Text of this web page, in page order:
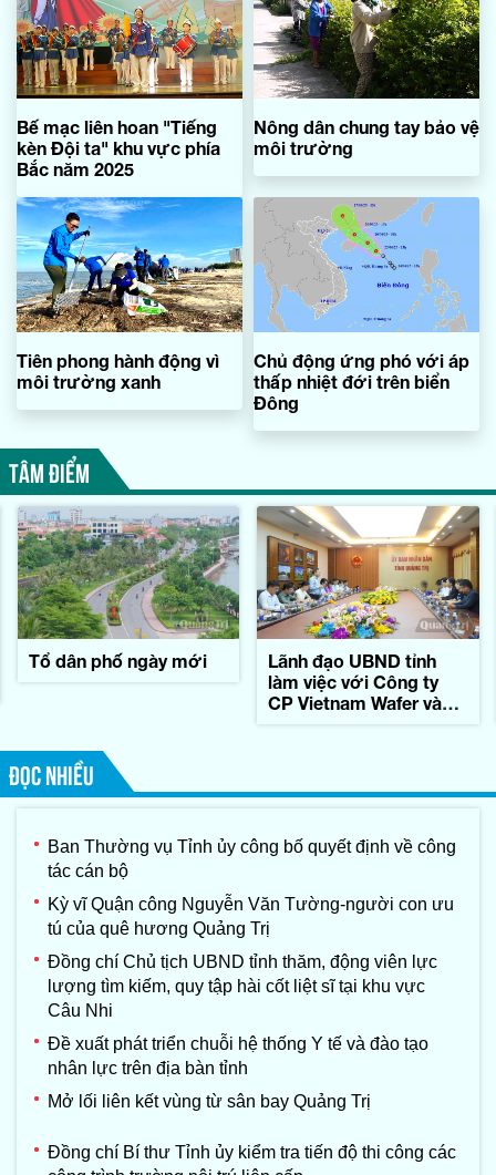
Bế mạc liên hoan "Tiếng
kèn Đội ta" khu vực phía
Bắc năm 2025
Nông dân chung tay bảo vệ
môi trường
Tiên phong hành động vì
môi trường xanh
Chủ động ứng phó với áp
thấp nhiệt đới trên biển
Đông
TÂM ĐIỂM
Tổ dân phố ngày mới
Lãnh đạo UBND tỉnh
làm việc với Công ty
CP Vietnam Wafer và
ĐỌC NHIỀU
Ban Thường vụ Tỉnh ủy công bố quyết định về công
tác cán bộ
Kỳ vĩ Quận công Nguyễn Văn Tường-người con ưu
tú của quê hương Quảng Trị
Đồng chí Chủ tịch UBND tỉnh thăm, động viên lực
lượng tìm kiếm, quy tập hài cốt liệt sĩ tại khu vực
Câu Nhi
Đề xuất phát triển chuỗi hệ thống Y tế và đào tạo
nhân lực trên địa bàn tỉnh
Mở lối liên kết vùng từ sân bay Quảng Trị
Đồng chí Bí thư Tỉnh ủy kiểm tra tiến độ thi công các